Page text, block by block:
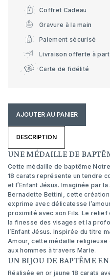
Coffret Cadeau
Gravure à la main
Paiement sécurisé
Livraison offerte à
Carte de fidélité
AJOUTER AU PANIER
DESCRIPTION
UNE MÉDAILLE DE
Cette médaille de baptême
18 carats représente un tendre
et l’Enfant Jésus. Imaginée par
Bernadette Bettini, cette
exprime avec délicatesse
proximité avec son Fils. Le
la finesse des visages et la
l’Enfant Jésus. Inspirée du titre
Amour, cette médaille religieuse
aux hommes à travers Marie.
UN BIJOU DE BAPTÊME EN
Réalisée en or jaune 18 carats